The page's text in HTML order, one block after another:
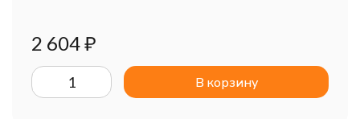
2 604₽
В корзину